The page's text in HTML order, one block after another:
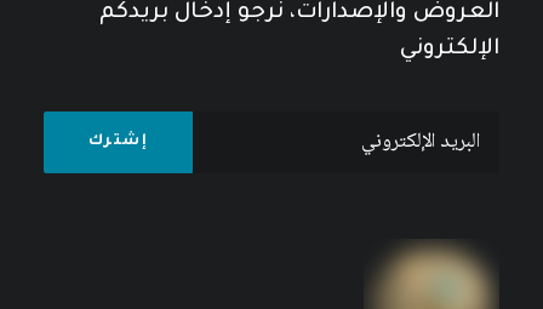
العروض والإصدارات، نرجو إدخال بريدكم
الإلكتروني